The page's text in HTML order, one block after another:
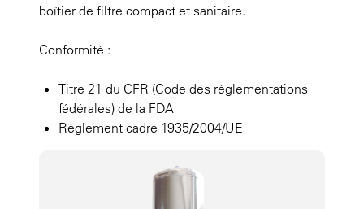
boîtier de filtre compact et sanitaire.
Conformité :
Titre 21 du CFR (Code des réglementations
fédérales) de la FDA
Règlement cadre 1935/2004/UE